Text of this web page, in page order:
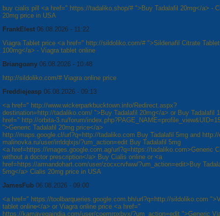
buy cialis pill <a href=" https://tadaliko.shop/# ">Buy Tadalafil 20mg</a> -
20mg price in USA
FrankElest 06.08.2026 - 11:22
Viagra Tablet price <a href=" http://sildoliko.com/# ">Sildenafil Citrate
100mg</a> - Viagra tablet online
Briangoany 06.08.2026 - 10:48
http://sildoliko.com/# Viagra online price
Freddiejeasp 06.08.2026 - 09:13
<a href=" http://www.wickerparkbucktown.info/Redirect.aspx?
destination=http://tadaliko.com/ ">Buy Tadalafil 20mg</a> or Buy Tadalafil
href=" http://orbita-3.ru/forum/
">Generic Tadalafil 20mg price</a>
http://maps.google.cl/url?q=http://tadaliko.com Buy Tadalafil 5mg and http://
malinovka.ru/user/irrldqlxjs/?um_action=edit Buy Tadalafil 5mg
<a href=https://images.google.com.ag/url?q=https://tadaliko.com>Generic
without a doctor prescription</a> Buy Cialis online or <a
href=https://armandohart.com/user/zocxcrvfww/?um_action=edit>Buy
5mg</a> Cialis 20mg price in USA
JamesFub 06.08.2026 - 09:00
<a href=" https://toolbarqueries.google.com.bh/url?q=http://sildoliko.com
tablet online</a> or Viagra online price <a href="
https://kamayegaindia.com/user/coemrpxbvx/?um_action=edit ">Generic